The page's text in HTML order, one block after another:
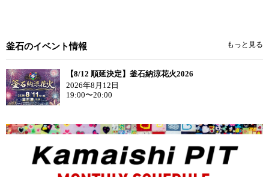
釜石のイベント情報 もっと見る
【8/12 順延決定】釜石納涼花火2026
2026年8月12日
19:00〜20:00